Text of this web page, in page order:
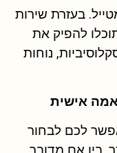
בעזרת שירות
להפיק את
נוחות
לכם לבחור